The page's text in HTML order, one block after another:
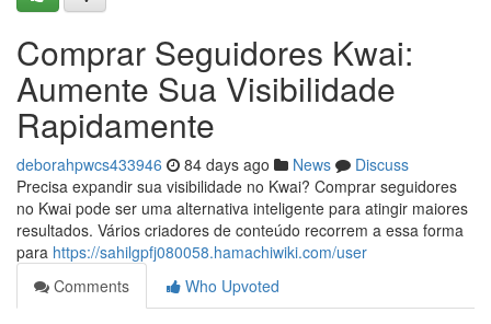
Comprar Seguidores Kwai:
Aumente Sua Visibilidade
Rapidamente
deborahpwcs433946 84 days ago News
Discuss
Precisa expandir sua visibilidade no Kwai? Comprar seguidores
no Kwai pode ser uma alternativa inteligente para atingir maiores
resultados. Vários criadores de conteúdo recorrem a essa forma
para https://sahilgpfj080058.hamachiwiki.com/user
Comments
Who Upvoted